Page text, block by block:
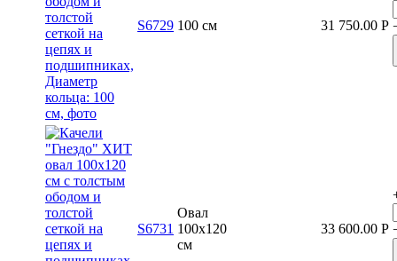
S6729 100 см 31 750.00 Р
S6731
Овал
100x120
см
33 600.00 Р